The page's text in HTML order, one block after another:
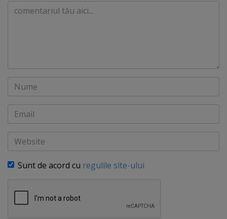
Comentariu
Nume
Email
Website
Sunt de acord cu regulile site-ului